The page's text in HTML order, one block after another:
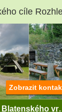
cíle
Horská chata -
Zobrazit